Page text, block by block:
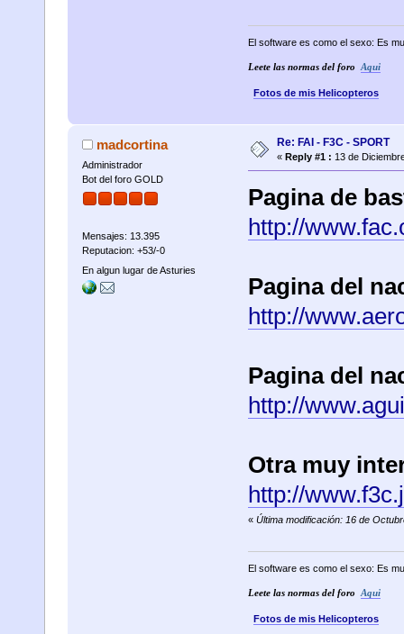
El software es como el sexo: Es
Leete las normas del foro Aqui
Fotos de mis Helicopteros
madcortina
Administrador
Bot del foro GOLD
Mensajes: 13.395
Reputacion: +53/-0
En algun lugar de Asturies
Re: FAI - F3C - SPORT
« Reply #1 : 13 de
Pagina de
http://
Pagina del
http://
Pagina del
http://
Otra muy
http://
« Última modificación: 16 de
El software es como el sexo: Es
Leete las normas del foro Aqui
Fotos de mis Helicopteros